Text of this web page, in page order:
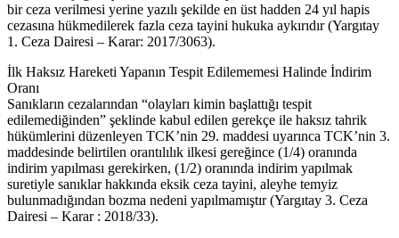
bir ceza verilmesi yerine yazılı şekilde en üst hadden 24 yıl hapis
cezasına hükmedilerek fazla ceza tayini hukuka aykırıdır (Yargıtay
1. Ceza Dairesi – Karar: 2017/3063).
İlk Haksız Hareketi Yapanın Tespit Edilememesi Halinde İndirim
Oranı
Sanıkların cezalarından “olayları kimin başlattığı tespit
edilemediğinden” şeklinde kabul edilen gerekçe ile haksız tahrik
hükümlerini düzenleyen TCK’nin 29. maddesi uyarınca TCK’nin 3.
maddesinde belirtilen orantılılık ilkesi gereğince (1/4) oranında
indirim yapılması gerekirken, (1/2) oranında indirim yapılmak
suretiyle sanıklar hakkında eksik ceza tayini, aleyhe temyiz
bulunmadığından bozma nedeni yapılmamıştır (Yargıtay 3. Ceza
Dairesi – Karar : 2018/33).